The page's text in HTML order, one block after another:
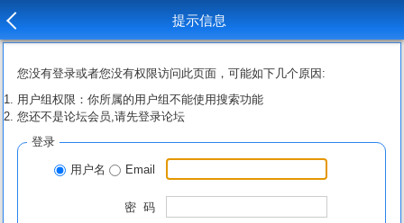
提示信息
您没有登录或者您没有权限访问此页面，可能如下几个原因:
用户组权限：你所属的用户组不能使用搜索功能
您还不是论坛会员,请先登录论坛
登录
用户名 Email
密 码